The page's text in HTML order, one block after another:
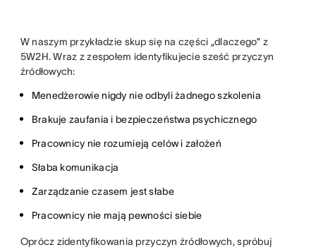
W naszym przykładzie skup się na części „dlaczego” z
5W2H. Wraz z zespołem identyfikujecie sześć przyczyn
źródłowych:
Menedżerowie nigdy nie odbyli żadnego szkolenia
Brakuje zaufania i bezpieczeństwa psychicznego
Pracownicy nie rozumieją celów i założeń
Słaba komunikacja
Zarządzanie czasem jest słabe
Pracownicy nie mają pewności siebie
Oprócz zidentyfikowania przyczyn źródłowych, spróbuj